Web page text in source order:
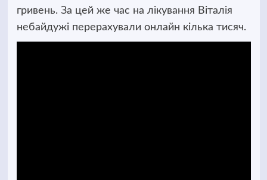
гривень. За цей же час на лікування Віталія
небайдужі перерахували онлайн кілька тисяч.